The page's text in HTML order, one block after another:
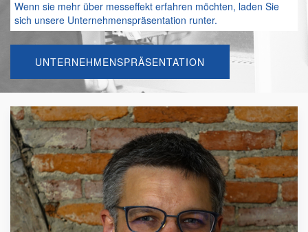
Wenn sie mehr über messeffekt erfahren möchten, laden Sie
sich unsere Unternehmenspräsentation runter.
UNTERNEHMENSPRÄSENTATION